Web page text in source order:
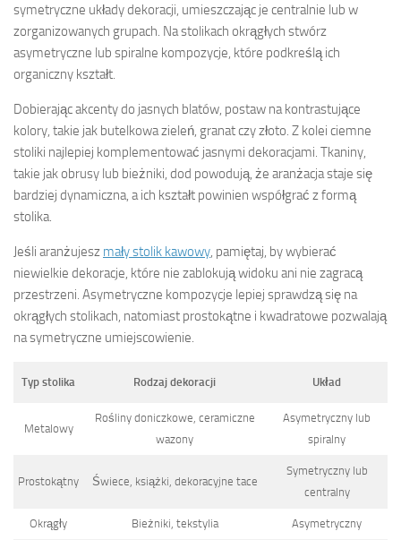
symetryczne układy dekoracji, umieszczając je centralnie lub w
zorganizowanych grupach. Na stolikach okrągłych stwórz
asymetryczne lub spiralne kompozycje, które podkreślą ich
organiczny kształt.
Dobierając akcenty do jasnych blatów, postaw na kontrastujące
kolory, takie jak butelkowa zieleń, granat czy złoto. Z kolei ciemne
stoliki najlepiej komplementować jasnymi dekoracjami. Tkaniny,
takie jak obrusy lub bieżniki, dod powodują, że aranżacja staje się
bardziej dynamiczna, a ich kształt powinien współgrać z formą
stolika.
Jeśli aranżujesz mały stolik kawowy , pamiętaj, by wybierać
niewielkie dekoracje, które nie zablokują widoku ani nie zagracą
przestrzeni. Asymetryczne kompozycje lepiej sprawdzą się na
okrągłych stolikach, natomiast prostokątne i kwadratowe pozwalają
na symetryczne umiejscowienie.
Typ stolika Rodzaj dekoracji Układ
Metalowy
Rośliny doniczkowe, ceramiczne
wazony
Asymetryczny lub
spiralny
Prostokątny Świece, książki, dekoracyjne tace
Symetryczny lub
centralny
Okrągły Bieżniki, tekstylia Asymetryczny